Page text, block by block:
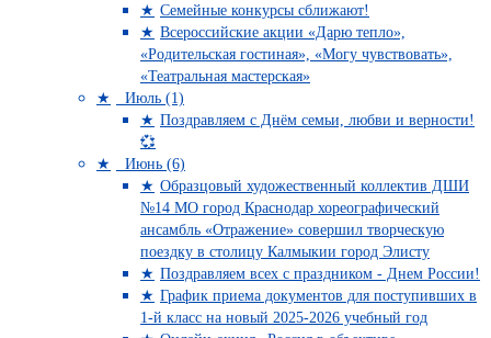
Семейные конкурсы сближают!
Всероссийские акции «Дарю тепло»,
«Родительская гостиная», «Могу чувствовать»,
«Театральная мастерская»
Июль (1)
Поздравляем с Днём семьи, любви и верности!
💞
Июнь (6)
Образцовый художественный коллектив ДШИ
№14 МО город Краснодар хореографический
ансамбль «Отражение» совершил творческую
поездку в столицу Калмыкии город Элисту
Поздравляем всех с праздником - Днем России!
График приема документов для поступивших в
1-й класс на новый 2025-2026 учебный год